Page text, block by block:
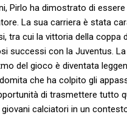
Pirlo ha dimostrato di
⁢La​ sua carriera è‍ stata
tra cui la vittoria della coppa
successi con la Juventus.
del ⁤gioco⁢ è diventata
che ha‍ colpito ⁢gli
⁢di trasmettere tutto
calciatori in un​